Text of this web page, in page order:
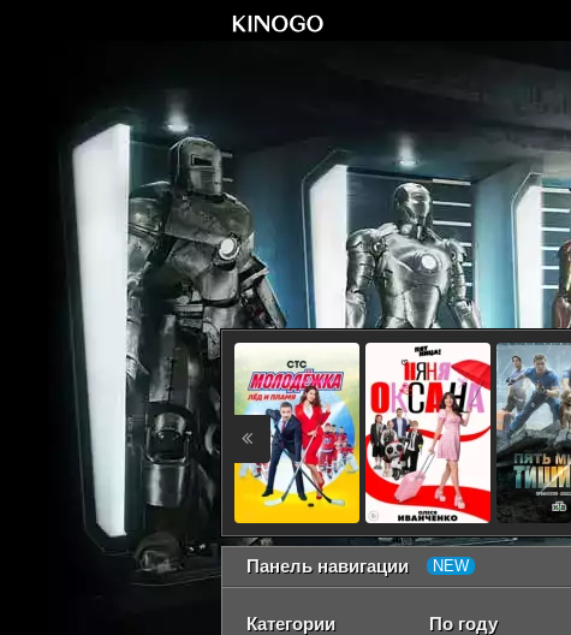
Панель навигации
Категории По году